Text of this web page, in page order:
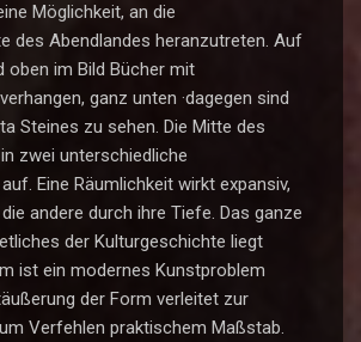
Möglichkeit, an die
des Abendlandes heranzutreten. Auf
oben im Bild Bücher mit
ganz unten ·dagegen sind
Steines zu sehen. Die Mitte des
zwei unterschiedliche
Eine Räumlichkeit wirkt expansiv,
andere durch ihre Tiefe. Das ganze
der Kulturgeschichte liegt
ist ein modernes Kunstproblem
der Form verleitet zur
Verfehlen praktischem Maßstab.